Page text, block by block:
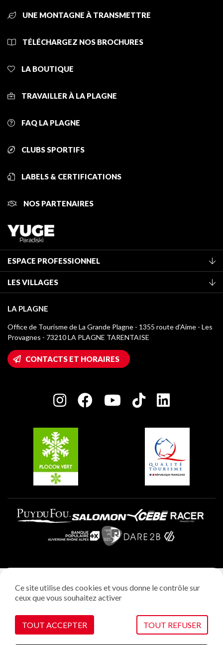
UNE MONTAGNE À TRANSMETTRE
TÉLÉCHARGEZ NOS BROCHURES
LA BOUTIQUE
TRAVAILLER À LA PLAGNE
FAQ LA PLAGNE
CLUBS SPORTIFS
LABELS & CERTIFICATIONS
NOS PARTENAIRES
ESPACE PROFESSIONNEL
Classement des meublés
Taxe de séjour
Médiathèque
Logos La Plagne
Accès Wifi
Maison des Propriétaires
Charte des Acteurs Engagés
LES VILLAGES
Champagny-en-Vanoise
Montchavin - Les Coches
Plagne 1800
Plagne Villages
Plagne Aime 2000
LA PLAGNE
Office de Tourisme de La Grande Plagne - 1355 route d’Aime - Les
Provagnes - 73210 LA PLAGNE TARENTAISE
CONTACTS ET HORAIRES
Gestion des cookies
Ce site utilise des cookies et vous donne le contrôle sur
ceux que vous souhaitez activer
TOUT ACCEPTER TOUT REFUSER